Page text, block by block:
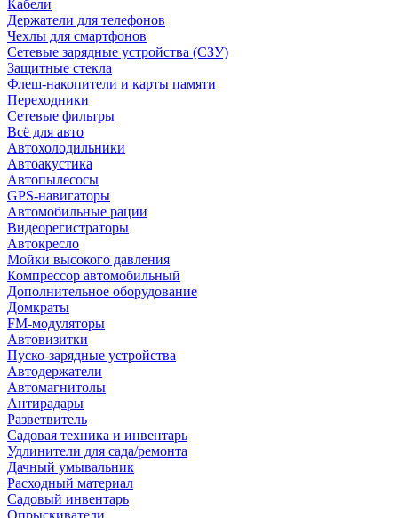
Кабели
Держатели для телефонов
Чехлы для смартфонов
Сетевые зарядные устройства (СЗУ)
Защитные стекла
Флеш-накопители и карты памяти
Переходники
Сетевые фильтры
Всё для авто
Автохолодильники
Автоакустика
Автопылесосы
GPS-навигаторы
Автомобильные рации
Видеорегистраторы
Автокресло
Мойки высокого давления
Компрессор автомобильный
Дополнительное оборудование
Домкраты
FM-модуляторы
Автовизитки
Пуско-зарядные устройства
Автодержатели
Автомагнитолы
Антирадары
Разветвитель
Садовая техника и инвентарь
Удлинители для сада/ремонта
Дачный умывальник
Расходный материал
Садовый инвентарь
Опрыскиватели